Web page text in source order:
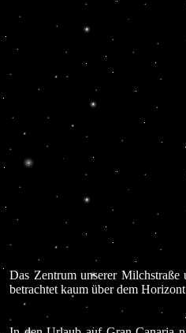
Das Zentrum unserer
betrachtet kaum über dem